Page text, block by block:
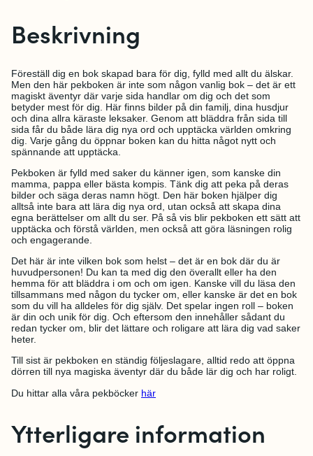
Beskrivning
Föreställ dig en bok skapad bara för dig, fylld med allt du älskar.
Men den här pekboken är inte som någon vanlig bok – det är ett
magiskt äventyr där varje sida handlar om dig och det som
betyder mest för dig. Här finns bilder på din familj, dina husdjur
och dina allra käraste leksaker. Genom att bläddra från sida till
sida får du både lära dig nya ord och upptäcka världen omkring
dig. Varje gång du öppnar boken kan du hitta något nytt och
spännande att upptäcka.
Pekboken är fylld med saker du känner igen, som kanske din
mamma, pappa eller bästa kompis. Tänk dig att peka på deras
bilder och säga deras namn högt. Den här boken hjälper dig
alltså inte bara att lära dig nya ord, utan också att skapa dina
egna berättelser om allt du ser. På så vis blir pekboken ett sätt att
upptäcka och förstå världen, men också att göra läsningen rolig
och engagerande.
Det här är inte vilken bok som helst – det är en bok där du är
huvudpersonen! Du kan ta med dig den överallt eller ha den
hemma för att bläddra i om och om igen. Kanske vill du läsa den
tillsammans med någon du tycker om, eller kanske är det en bok
som du vill ha alldeles för dig själv. Det spelar ingen roll – boken
är din och unik för dig. Och eftersom den innehåller sådant du
redan tycker om, blir det lättare och roligare att lära dig vad saker
heter.
Till sist är pekboken en ständig följeslagare, alltid redo att öppna
dörren till nya magiska äventyr där du både lär dig och har roligt.
Du hittar alla våra pekböcker här
Ytterligare information